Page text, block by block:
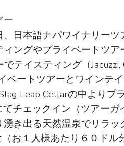
ー
日本語ナパワイナリーツ
ングやプライベートツア
テイスティング（Jacuzzi,
ベートツアーとワイン
Stag Leap Cellarの中より
チェックイン（ツアー
き出る天然温泉でリラッ
お１人様あたり６０ドル